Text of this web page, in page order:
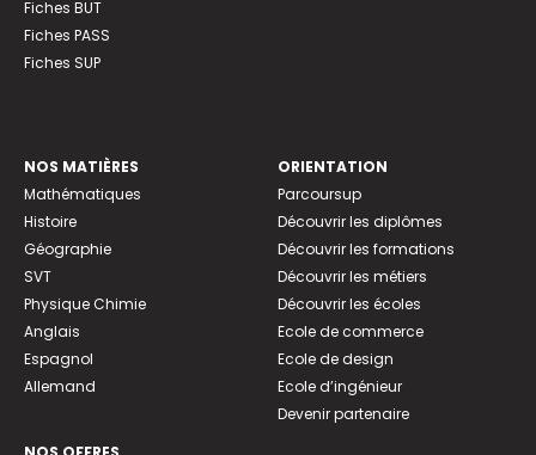
Fiches BUT
Fiches PASS
Fiches SUP
NOS MATIÈRES
Mathématiques
Histoire
Géographie
SVT
Physique Chimie
Anglais
Espagnol
Allemand
ORIENTATION
Parcoursup
Découvrir les diplômes
Découvrir les formations
Découvrir les métiers
Découvrir les écoles
Ecole de commerce
Ecole de design
Ecole d’ingénieur
Devenir partenaire